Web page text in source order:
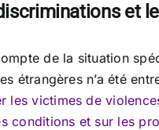
et
de la situation
étrangères n’a été
victimes de
conditions et sur les